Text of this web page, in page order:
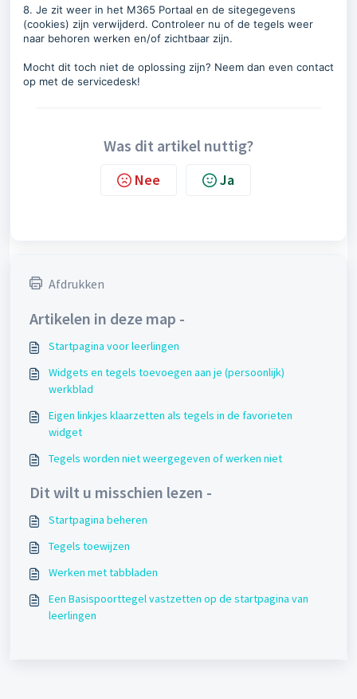
8. Je zit weer in het M365 Portaal en de sitegegevens
(cookies) zijn verwijderd. Controleer nu of de tegels weer
naar behoren werken en/of zichtbaar zijn.
Mocht dit toch niet de oplossing zijn? Neem dan even contact
op met de servicedesk!
Was dit artikel nuttig?
Nee Ja
Afdrukken
Artikelen in deze map -
Startpagina voor leerlingen
Widgets en tegels toevoegen aan je (persoonlijk)
werkblad
Eigen linkjes klaarzetten als tegels in de favorieten
widget
Tegels worden niet weergegeven of werken niet
Dit wilt u misschien lezen -
Startpagina beheren
Tegels toewijzen
Werken met tabbladen
Een Basispoorttegel vastzetten op de startpagina van
leerlingen